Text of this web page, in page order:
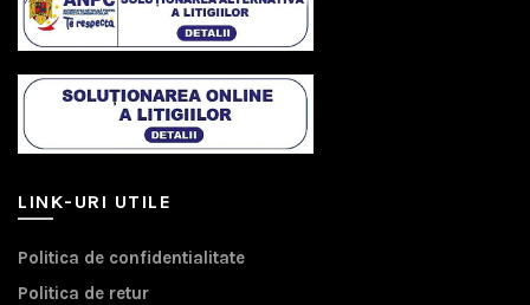
LINK-URI UTILE
Politica de confidentialitate
Politica de retur